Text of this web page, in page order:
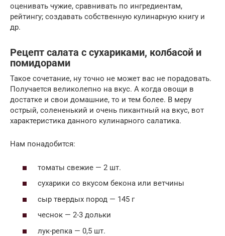
оценивать чужие, сравнивать по ингредиентам,
рейтингу; создавать собственную кулинарную книгу и
др.
Рецепт салата с сухариками, колбасой и
помидорами
Такое сочетание, ну точно не может вас не порадовать.
Получается великолепно на вкус. А когда овощи в
достатке и свои домашние, то и тем более. В меру
острый, солененький и очень пикантный на вкус, вот
характеристика данного кулинарного салатика.
Нам понадобится:
томаты свежие — 2 шт.
сухарики со вкусом бекона или ветчины
сыр твердых пород — 145 г
чеснок — 2-3 дольки
лук-репка — 0,5 шт.